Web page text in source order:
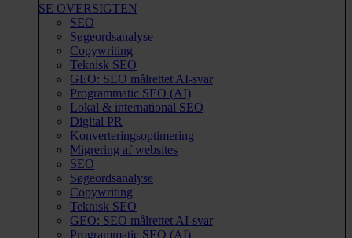
SE OVERSIGTEN
SEO
Søgeordsanalyse
Copywriting
Teknisk SEO
GEO: SEO målrettet AI-svar
Programmatic SEO (AI)
Lokal & international SEO
Digital PR
Konverteringsoptimering
Migrering af websites
SEO
Søgeordsanalyse
Copywriting
Teknisk SEO
GEO: SEO målrettet AI-svar
Programmatic SEO (AI)